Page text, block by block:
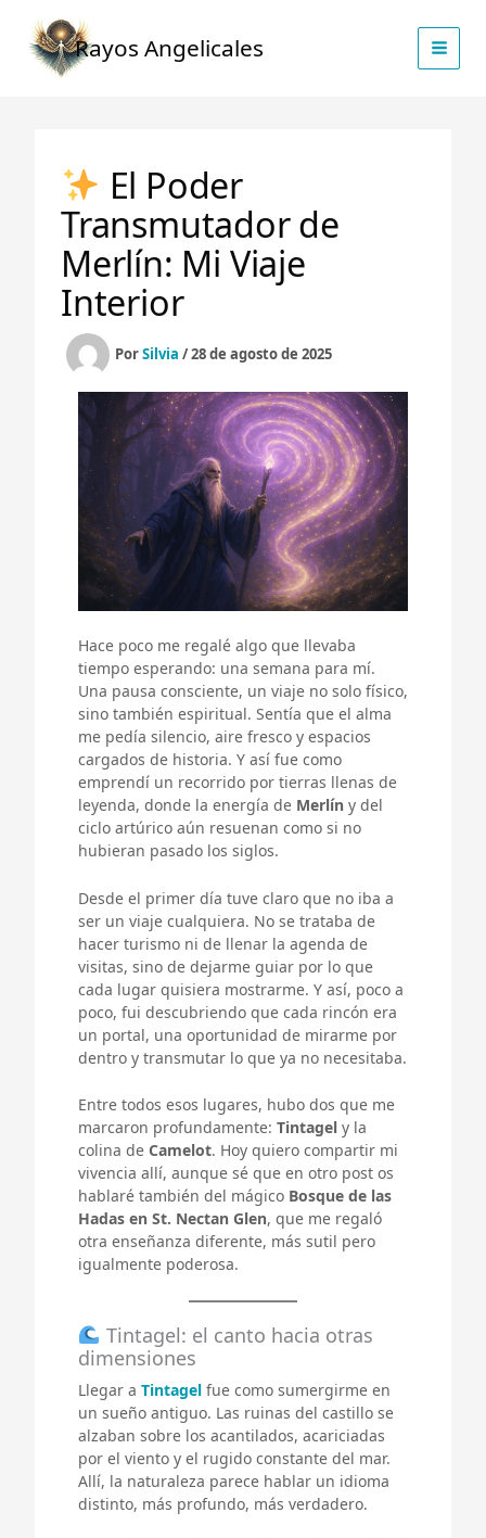
contenidoRayos Angelicales
El Poder
Transmutador de
Merlín: Mi Viaje
Interior
PorSilvia /28 de agosto de 2025
Hace poco me regalé algo que llevaba
tiempo esperando: una semana para mí.
Una pausa consciente, un viaje no solo físico,
sino también espiritual. Sentía que el alma
me pedía silencio, aire fresco y espacios
cargados de historia. Y así fue como
emprendí un recorrido por tierras llenas de
leyenda, donde la energía de Merlín y del
ciclo artúrico aún resuenan como si no
hubieran pasado los siglos.
Desde el primer día tuve claro que no iba a
ser un viaje cualquiera. No se trataba de
hacer turismo ni de llenar la agenda de
visitas, sino de dejarme guiar por lo que
cada lugar quisiera mostrarme. Y así, poco a
poco, fui descubriendo que cada rincón era
un portal, una oportunidad de mirarme por
dentro y transmutar lo que ya no necesitaba.
Entre todos esos lugares, hubo dos que me
marcaron profundamente: Tintagel y la
colina de Camelot. Hoy quiero compartir mi
vivencia allí, aunque sé que en otro post os
hablaré también del mágico Bosque de las
Hadas en St. Nectan Glen, que me regaló
otra enseñanza diferente, más sutil pero
igualmente poderosa.
Tintagel: el canto hacia otras
dimensiones
Llegar a Tintagel fue como sumergirme en
un sueño antiguo. Las ruinas del castillo se
alzaban sobre los acantilados, acariciadas
por el viento y el rugido constante del mar.
Allí, la naturaleza parece hablar un idioma
distinto, más profundo, más verdadero.